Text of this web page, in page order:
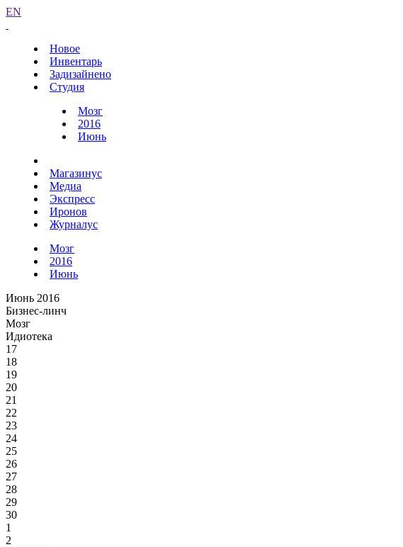
EN
Новое
Инвентарь
Задизайнено
Студия
Мозг
2016
Июнь
Магазинус
Медиа
Экспресс
Иронов
Журналус
Мозг
2016
Июнь
Июнь 2016
Бизнес-линч
Мозг
Идиотека
17
18
19
20
21
22
23
24
25
26
27
28
29
30
1
2